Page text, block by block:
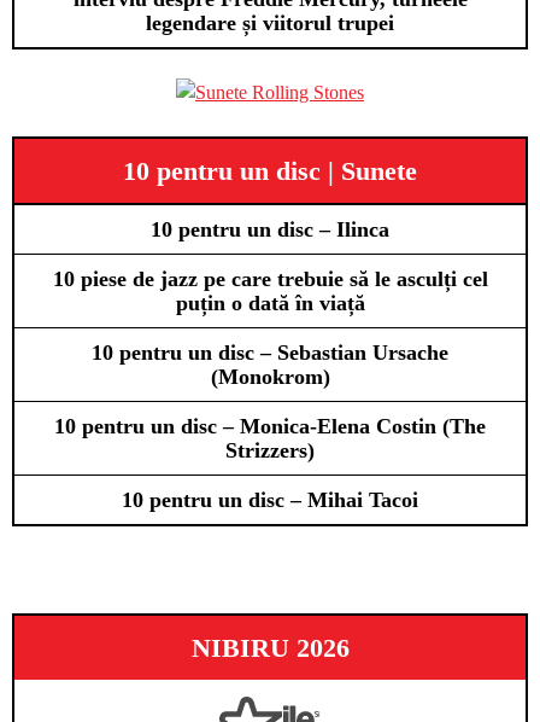
legendare și viitorul trupei
10 pentru un disc | Sunete
10 pentru un disc – Ilinca
10 piese de jazz pe care trebuie să le asculți cel
puțin o dată în viață
10 pentru un disc – Sebastian Ursache
(Monokrom)
10 pentru un disc – Monica-Elena Costin (The
Strizzers)
10 pentru un disc – Mihai Tacoi
NIBIRU 2026